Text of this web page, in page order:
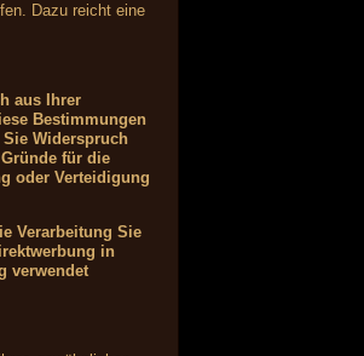
Dazu reicht eine
aus Ihrer
Bestimmungen
Widerspruch
für die
oder Verteidigung
Verarbeitung Sie
in
verwendet